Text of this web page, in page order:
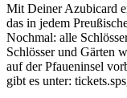
Mit Deiner Azubicard
das in jedem
Nochmal: alle
Schlösser und Gärten
auf der Pfaueninsel
gibt es unter: